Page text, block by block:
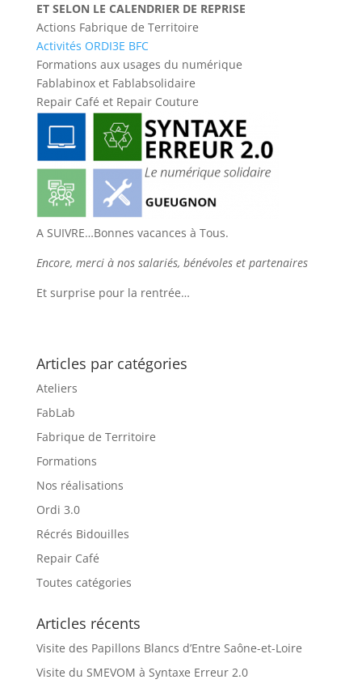
ET SELON LE CALENDRIER DE REPRISE
Actions Fabrique de Territoire
Activités ORDI3E BFC
Formations aux usages du numérique
Fablabinox et Fablabsolidaire
Repair Café et Repair Couture
A SUIVRE…Bonnes vacances à Tous.
Encore, merci à nos salariés, bénévoles et partenaires
Et surprise pour la rentrée…
Articles par catégories
Ateliers
FabLab
Fabrique de Territoire
Formations
Nos réalisations
Ordi 3.0
Récrés Bidouilles
Repair Café
Toutes catégories
Articles récents
Visite des Papillons Blancs d’Entre Saône-et-Loire
Visite du SMEVOM à Syntaxe Erreur 2.0